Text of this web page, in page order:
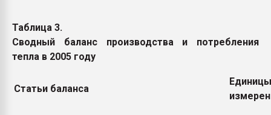
Таблица 3.
Сводный баланс производства и потребления
тепла в 2005 году
Статьи баланса
Единицы